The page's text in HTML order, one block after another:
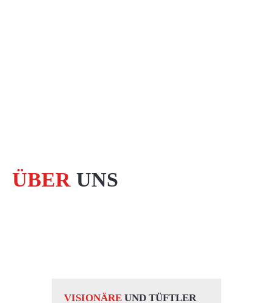
ÜBER UNS
VISIONÄRE UND TÜFTLER